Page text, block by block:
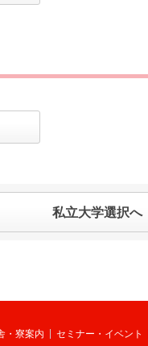
私立大学選択へ
・寮案内 セミナー・イベント